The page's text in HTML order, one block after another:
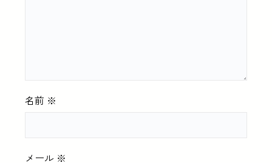
名前 ※
メール ※